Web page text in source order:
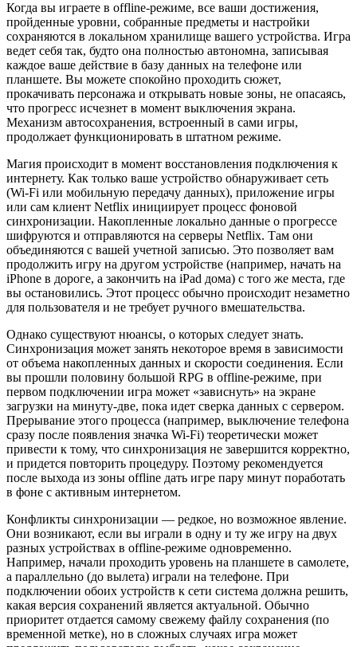
Когда вы играете в offline-режиме, все ваши достижения,
пройденные уровни, собранные предметы и настройки
сохраняются в локальном хранилище вашего устройства. Игра
ведет себя так, будто она полностью автономна, записывая
каждое ваше действие в базу данных на телефоне или
планшете. Вы можете спокойно проходить сюжет,
прокачивать персонажа и открывать новые зоны, не опасаясь,
что прогресс исчезнет в момент выключения экрана.
Механизм автосохранения, встроенный в сами игры,
продолжает функционировать в штатном режиме.
Магия происходит в момент восстановления подключения к
интернету. Как только ваше устройство обнаруживает сеть
(Wi-Fi или мобильную передачу данных), приложение игры
или сам клиент Netflix инициирует процесс фоновой
синхронизации. Накопленные локально данные о прогрессе
шифруются и отправляются на серверы Netflix. Там они
объединяются с вашей учетной записью. Это позволяет вам
продолжить игру на другом устройстве (например, начать на
iPhone в дороге, а закончить на iPad дома) с того же места, где
вы остановились. Этот процесс обычно происходит незаметно
для пользователя и не требует ручного вмешательства.
Однако существуют нюансы, о которых следует знать.
Синхронизация может занять некоторое время в зависимости
от объема накопленных данных и скорости соединения. Если
вы прошли половину большой RPG в offline-режиме, при
первом подключении игра может «зависнуть» на экране
загрузки на минуту-две, пока идет сверка данных с сервером.
Прерывание этого процесса (например, выключение телефона
сразу после появления значка Wi-Fi) теоретически может
привести к тому, что синхронизация не завершится корректно,
и придется повторить процедуру. Поэтому рекомендуется
после выхода из зоны offline дать игре пару минут поработать
в фоне с активным интернетом.
Конфликты синхронизации — редкое, но возможное явление.
Они возникают, если вы играли в одну и ту же игру на двух
разных устройствах в offline-режиме одновременно.
Например, начали проходить уровень на планшете в самолете,
а параллельно (до вылета) играли на телефоне. При
подключении обоих устройств к сети система должна решить,
какая версия сохранений является актуальной. Обычно
приоритет отдается самому свежему файлу сохранения (по
временной метке), но в сложных случаях игра может